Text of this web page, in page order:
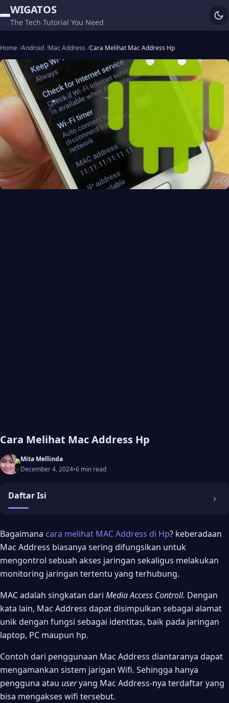
WIGATOS
The Tech Tutorial You Need
Home Android Mac Address Cara Melihat Mac Address Hp
Cara Melihat Mac Address Hp
Mita Mellinda
December 4, 2024•6 min read
Daftar Isi
Sekilas Tentang Mac Address
Mac Address vs IP Address
Cara Melihat Mac Address Hp
2. Memakai Kode Dial Up
3. Melalui Pengaturan
4. Memakai Aplikasi Mac Address Finder
5. Memakai What’s My Mac address
Mengecek Mac Address Pada iPhone
Bagaimana cara melihat MAC Address di Hp? keberadaan
Mac Address biasanya sering difungsikan untuk
mengontrol sebuah akses jaringan sekaligus melakukan
monitoring jaringan tertentu yang terhubung.
MAC adalah singkatan dari Media Access Controll. Dengan
kata lain, Mac Address dapat disimpulkan sebagai alamat
unik dengan fungsi sebagai identitas, baik pada jaringan
laptop, PC maupun hp.
Contoh dari penggunaan Mac Address diantaranya dapat
mengamankan sistem jarigan Wifi. Sehingga hanya
pengguna atau useryang Mac Address-nya terdaftar yang
bisa mengakses wifi tersebut.